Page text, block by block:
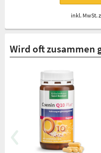
inkl. MwSt.
Wird oft zusammen